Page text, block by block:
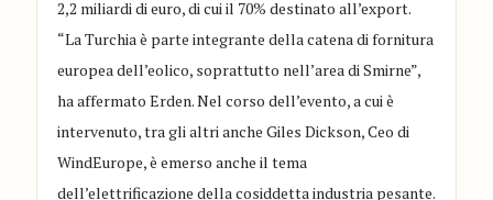
2,2 miliardi di euro, di cui il 70% destinato all’export.
“La Turchia è parte integrante della catena di fornitura
europea dell’eolico, soprattutto nell’area di Smirne”,
ha affermato Erden. Nel corso dell’evento, a cui è
intervenuto, tra gli altri anche Giles Dickson, Ceo di
WindEurope, è emerso anche il tema
dell’elettrificazione della cosiddetta industria pesante.